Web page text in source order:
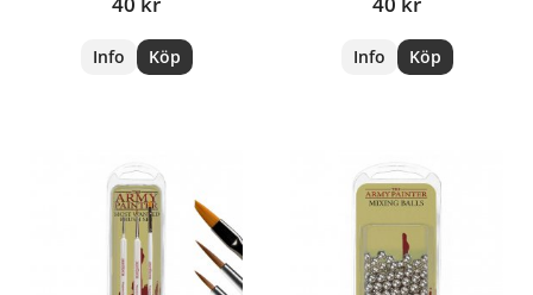
Info Köp Info Köp